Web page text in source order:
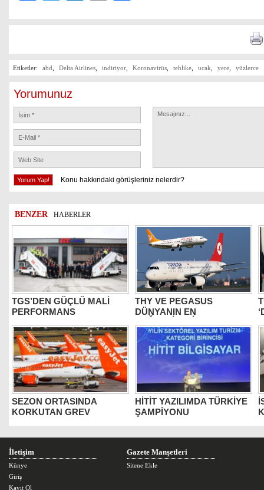
Etiketler: abd Delta Airlines indiriyor Koronavirüs tehlike ucak yere yüzlerce
Yorumunuz
Konu hakkındaki görüşleriniz nelerdir?
BENZER HABERLER
TGS’DEN GÜÇLÜ MALİ
PERFORMANS
THY VE PEGASUS
DÜNYANIN EN
SEZON ORTASINDA
KORKUTAN GREV
HİTİT YAZILIMDA TÜRKİYE
ŞAMPİYONU
İletişim
Künye
Giriş
Kayıt Ol
Gazete Manşetleri
Sitene Ekle